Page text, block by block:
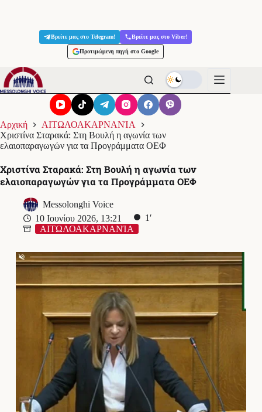
Βρείτε μας στο Telegram! Βρείτε μας στο Viber!
Προτιμώμενη πηγή στο Google
Αρχική
ΑΙΤΩΛΟΑΚΑΡΝΑΝΊΑ
Χριστίνα Σταρακά: Στη Βουλή η αγωνία των
ελαιοπαραγωγών για τα Προγράμματα ΟΕΦ
Χριστίνα Σταρακά: Στη Βουλή η αγωνία των
ελαιοπαραγωγών για τα Προγράμματα ΟΕΦ
Messolonghi Voice
10 Ιουνίου 2026, 13:21
1′
ΑΙΤΩΛΟΑΚΑΡΝΑΝΊΑ